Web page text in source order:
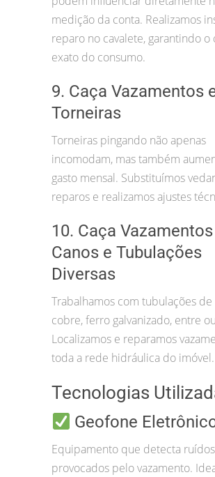
medição da conta. Realizamos
reparo no cavalete, garantindo o
exato do consumo.
9. Caça Vazamentos
Torneiras
Torneiras pingando não apenas
incomodam, mas também
gasto mensal. Substituímos
reparos e realizamos ajustes
10. Caça
Canos e Tubulações
Diversas
Trabalhamos com tubulações de
cobre, ferro galvanizado, entre
Localizamos e reparamos
toda a rede hidráulica do imóvel.
Tecnologias
Geofone
Equipamento que detecta ruídos
provocados pelo vazamento.